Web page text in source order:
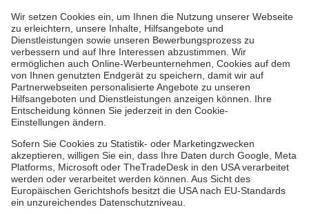
Die Johanniter GmbH führt das Spendenzertifikat
des Deutschen Spendenrats e.V.
Dienste & Leistungen
Mitarbeiten & Lernen